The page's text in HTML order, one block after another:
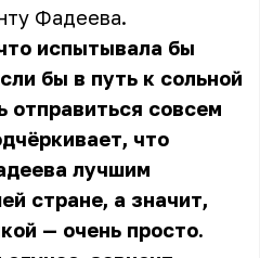
Фадеева.
испытывала бы
бы в путь к сольной
отправиться совсем
что
лучшим
стране, а значит,
— очень просто.